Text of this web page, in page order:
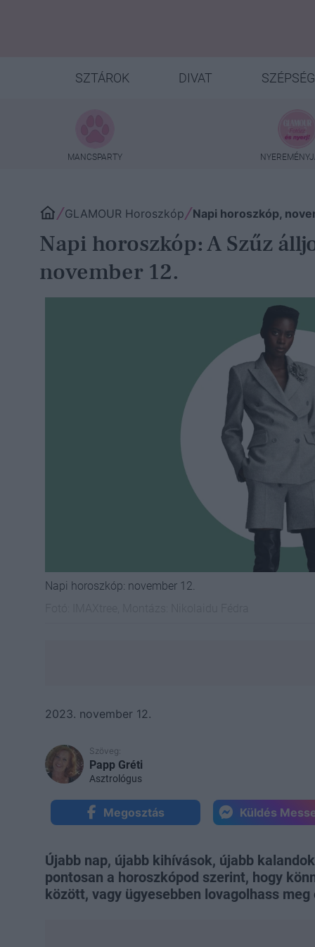
SZTÁROK DIVAT SZÉPSÉG
MANCSPARTY
GLAMOUR Horoszkóp Napi horoszkóp,
Napi horoszkóp: A Szűz
november 12.
Napi horoszkóp: november 12.
2023. november 12.
Szöveg:
Papp Gréti
Asztrológus
Megosztás Küldés
Újabb nap, újabb kihívások, újabb
pontosan a horoszkópod szerint, hogy
között, vagy ügyesebben lovagolhass